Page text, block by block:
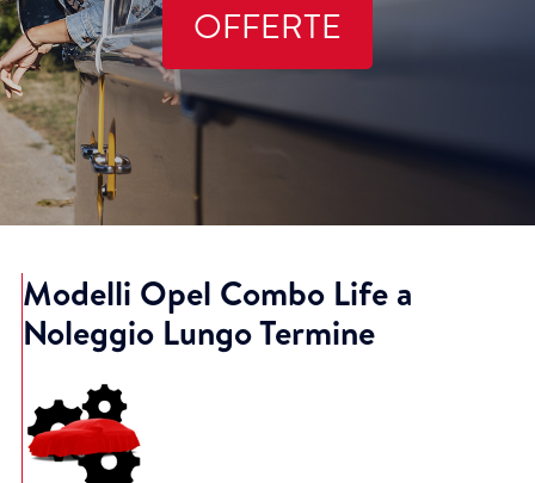
OFFERTE
Modelli Opel Combo Life a
Noleggio Lungo Termine